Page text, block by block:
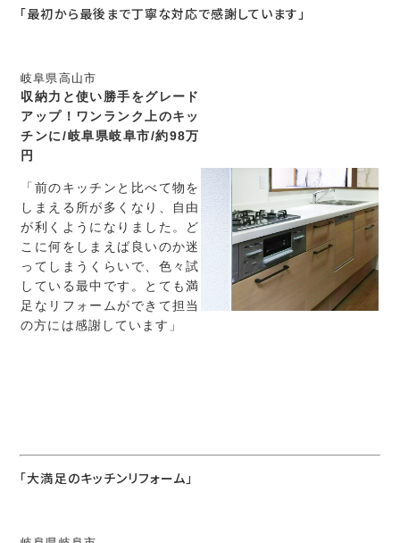
「最初から最後まで丁寧な対応で感謝しています」
岐阜県高山市
収納力と使い勝手をグレード
アップ！ワンランク上のキッ
チンに/岐阜県岐阜市/約98万
円
「前のキッチンと比べて物を
しまえる所が多くなり、自由
が利くようになりました。ど
こに何をしまえば良いのか迷
ってしまうくらいで、色々試
している最中です。とても満
足なリフォームができて担当
の方には感謝しています」
「大満足のキッチンリフォーム」